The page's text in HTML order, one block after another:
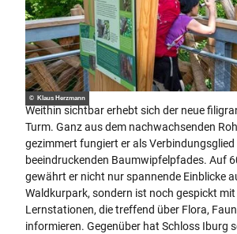
© Klaus Herzmann
Weithin sichtbar erhebt sich der neue
Turm. Ganz aus dem nachwachsenden
gezimmert fungiert er als Verbindungsglied
beeindruckenden Baumwipfelpfades. Auf
gewährt er nicht nur spannende Einblicke
Waldkurpark, sondern ist noch gespickt mit
Lernstationen, die treffend über Flora,
informieren. Gegenüber hat Schloss Iburg